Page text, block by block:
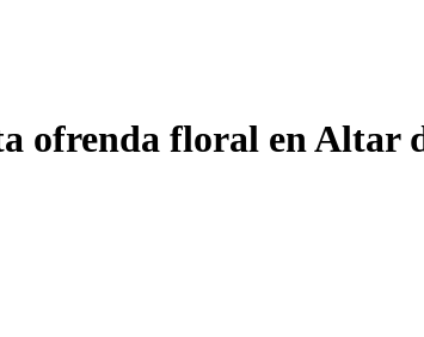
ofrenda floral en Altar